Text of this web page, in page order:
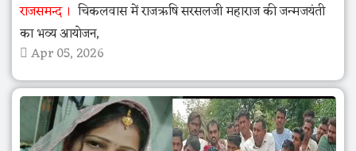
राजसमन्द
चिकलवास में राजऋषि सरसलजी महाराज की जन्मजयंती
का भव्य आयोजन,
Apr 05, 2026